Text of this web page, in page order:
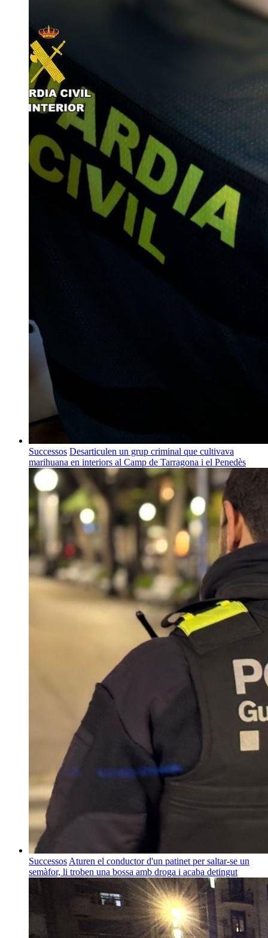
Successos Desarticulen un grup criminal que cultivava
marihuana en interiors al Camp de Tarragona i el Penedès
Successos Aturen el conductor d'un patinet per saltar-se un
semàfor, li troben una bossa amb droga i acaba detingut